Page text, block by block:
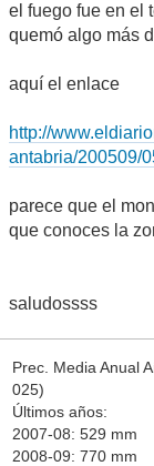
el fuego fue en el
quemó algo más
aquí el enlace
http://
antabria/200509/
parece que el
que conoces la
saludossss
Prec. Media Anual
025)
Últimos años:
2007-08: 529
2008-09: 770